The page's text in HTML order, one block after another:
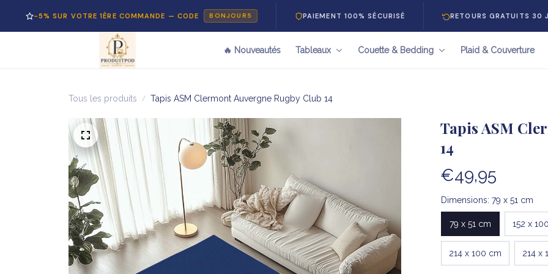
SUR VOTRE 1ÈRE COMMANDE — CODE BONJOUR5 PAIEMENT 100% SÉCURISÉ RETOURS GRATUITS 30 JOURS
🔥 Nouveautés Tableaux Couette & Bedding Plaid & Couverture
Tous les produits Tapis ASM Clermont Auvergne Rugby Club 14
Tapis ASM
14
€49,95
Dimensions: 79 x 51 cm
79 x 51 cm 152 x
214 x 100 cm 214 x